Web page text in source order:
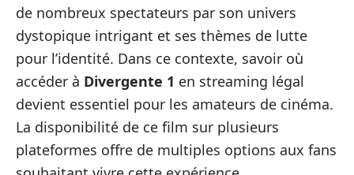
de nombreux spectateurs par son univers
dystopique intrigant et ses thèmes de lutte
pour l’identité. Dans ce contexte, savoir où
accéder à Divergente 1 en streaming légal
devient essentiel pour les amateurs de cinéma.
La disponibilité de ce film sur plusieurs
plateformes offre de multiples options aux fans